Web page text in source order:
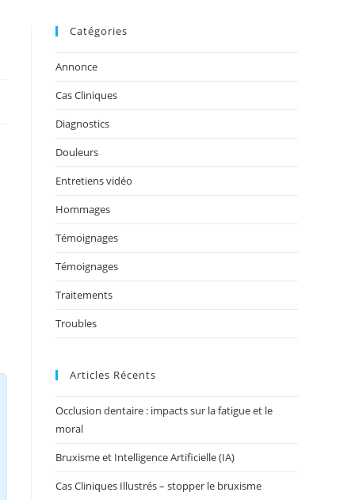
Catégories
Annonce
Cas Cliniques
Diagnostics
Douleurs
Entretiens vidéo
Hommages
Témoignages
Témoignages
Traitements
Troubles
Articles Récents
Occlusion dentaire : impacts sur la fatigue et le
moral
Bruxisme et Intelligence Artificielle (IA)
Cas Cliniques Illustrés – stopper le bruxisme